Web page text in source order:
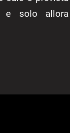
e solo allora